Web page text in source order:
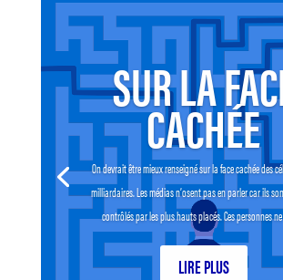
SUR LA
CACHÉE
On devrait être mieux renseigné sur la face cachée des
milliardaires. Les médias n’osent pas en parler car ils
contrôlés par les plus hauts placés. Ces personnes
LIRE PLUS